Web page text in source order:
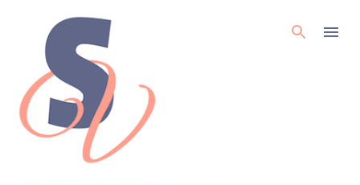
Pular para o conteúdo principal